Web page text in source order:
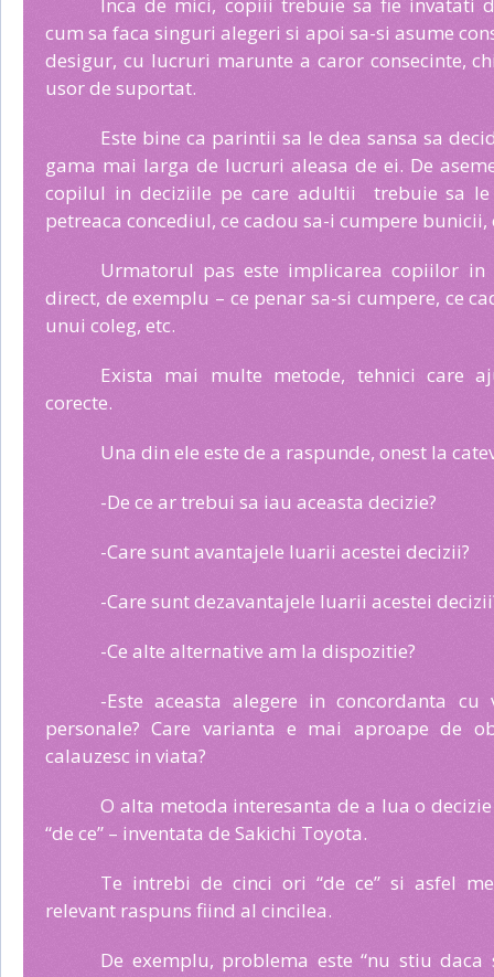
cum sa faca singuri alegeri si apoi sa-si asume
desigur, cu lucruri marunte a caror consecinte,
usor de suportat.
Este bine ca parintii sa le dea sansa sa
gama mai larga de lucruri aleasa de ei. De
copilul in deciziile pe care adultii trebuie sa le
petreaca concediul, ce cadou sa-i cumpere bunicii,
Urmatorul pas este implicarea copiilor in
direct, de exemplu – ce penar sa-si cumpere, ce
unui coleg, etc.
Exista mai multe metode, tehnici care
corecte.
Una din ele este de a raspunde, onest la
-De ce ar trebui sa iau aceasta decizie?
-Care sunt avantajele luarii acestei decizii?
-Care sunt dezavantajele luarii acestei
-Ce alte alternative am la dispozitie?
-Este aceasta alegere in concordanta
personale? Care varianta e mai aproape de
calauzesc in viata?
O alta metoda interesanta de a lua o
“de ce” – inventata de Sakichi Toyota.
Te intrebi de cinci ori “de ce” si asfel
relevant raspuns fiind al cincilea.
De exemplu, problema este “nu stiu